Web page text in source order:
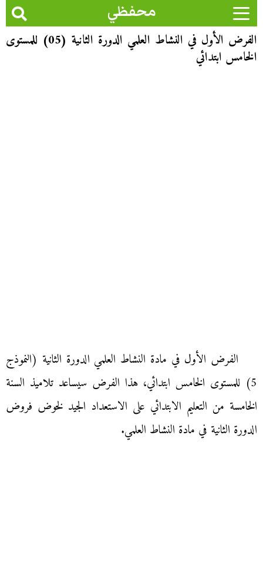
محفظي
الفرض الأول في النشاط العلمي الدورة الثانية (05) للمستوى
الخامس ابتدائي
الفرض الأول في مادة النشاط العلمي الدورة الثانية (النموذج
5) للمستوى الخامس ابتدائي، هذا الفرض سيساعد تلاميذ السنة
الخامسة من التعليم الابتدائي على الاستعداد الجيد لخوض فروض
الدورة الثانية في مادة النشاط العلمي.